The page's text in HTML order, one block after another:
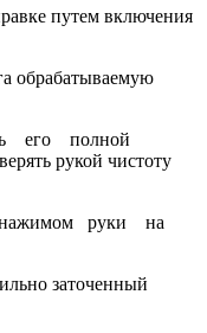
путем включения
обрабатываемую
его полной
рукой чистоту
руки на
заточенный